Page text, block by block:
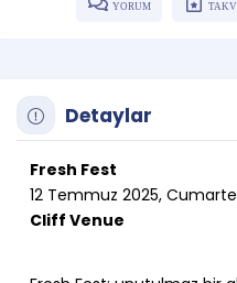
YORUM
Detaylar
Fresh Fest
12 Temmuz 2025,
Cliff Venue